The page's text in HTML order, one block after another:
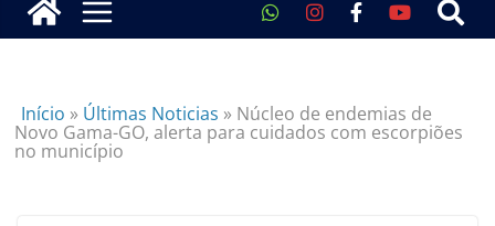
Início » Últimas Noticias » Núcleo de endemias de
Novo Gama-GO, alerta para cuidados com escorpiões
no município